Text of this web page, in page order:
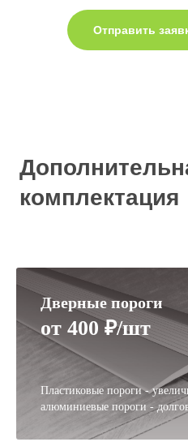
Отправить
комплектация
Дверные пороги
от 400 ₽/шт
Пластиковые пороги -
алюминиевые пороги -